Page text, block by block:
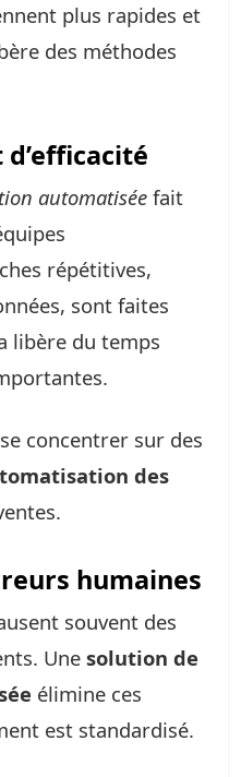
plus rapides et
des méthodes
automatisée fait
répétitives,
sont faites
libère du temps
concentrer sur des
des
humaines
souvent des
Une solution de
élimine ces
est standardisé.